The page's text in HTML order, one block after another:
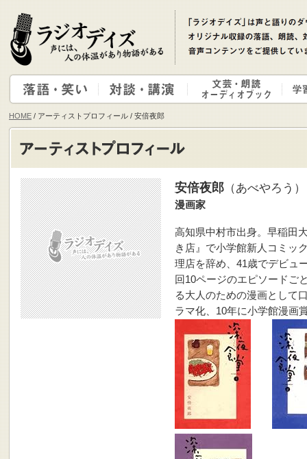
HOME / アーティストプロフィール / 安倍夜郎
安倍夜郎（あべやろう）
漫画家
高知県中村市出身。早稲田
き店』で小学館新人コミッ
理店を辞め、41歳でデビュ
回10ページのエピソードご
る大人のための漫画として
ラマ化、10年に小学館漫画